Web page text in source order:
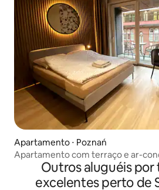
Apartamento ⋅ Poznań
Apartamento com terraço e ar-
Outros aluguéis
excelentes perto de